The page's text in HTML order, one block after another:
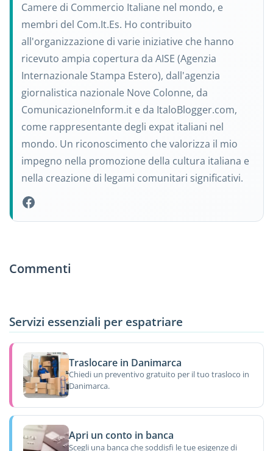
Camere di Commercio Italiane nel mondo, e
membri del Com.It.Es. Ho contribuito
all'organizzazione di varie iniziative che hanno
ricevuto ampia copertura da AISE (Agenzia
Internazionale Stampa Estero), dall'agenzia
giornalistica nazionale Nove Colonne, da
ComunicazioneInform.it e da ItaloBlogger.com,
come rappresentante degli expat italiani nel
mondo. Un riconoscimento che valorizza il mio
impegno nella promozione della cultura italiana e
nella creazione di legami comunitari significativi.
Commenti
Servizi essenziali per espatriare
Traslocare in Danimarca
Chiedi un preventivo gratuito per il tuo trasloco in
Danimarca.
Apri un conto in banca
Scegli una banca che soddisfi le tue esigenze di